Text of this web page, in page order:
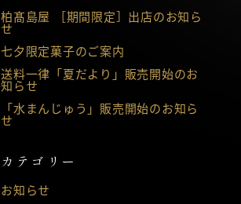
柏髙島屋 ［期間限定］出店のお知ら
せ
七夕限定菓子のご案内
送料一律「夏だより」販売開始のお
知らせ
「水まんじゅう」販売開始のお知ら
せ
カテゴリー
お知らせ